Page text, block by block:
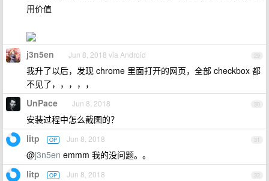
用价值
29
j3n5en Jun 8, 2018 via Android
我升了以后，发现 chrome 里面打开的网页，全部 checkbox 都
不见了，，，，，
30
UnPace Jun 8, 2018
安装过程中怎么截图的？
31
litp OP Jun 8, 2018
@j3n5en emmm 我的没问题。。
32
litp OP Jun 8, 2018